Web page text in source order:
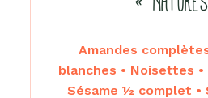
Amandes
blanches • Noisettes •
Sésame ½ complet •